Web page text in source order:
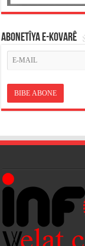
ABONETÎYA E-KOVARÊ